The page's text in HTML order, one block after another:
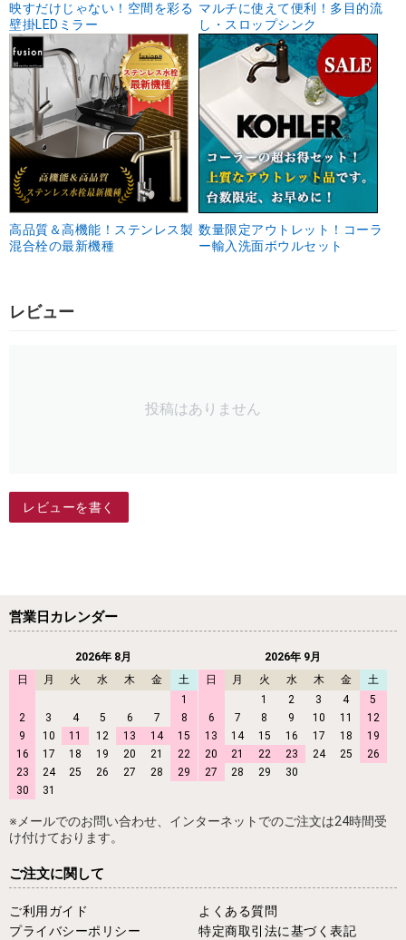
映すだけじゃない！空間を彩る
壁掛LEDミラー
マルチに使えて便利！多目的流
し・スロップシンク
高品質＆高機能！ステンレス製
混合栓の最新機種
数量限定アウトレット！コーラ
ー輸入洗面ボウルセット
レビュー
投稿はありません
レビューを書く
営業日カレンダー
2026年 8月
日
月 火 水 木 金
土
1
2
3 4 5 6 7
8
9
10 11 12 13 14
15
16
17 18 19 20 21
22
23
24 25 26 27 28
29
30
31
2026年 9月
日
月 火 水 木 金
土
1
2 3 4
5
6
7 8 9 10 11
12
13
14 15 16 17 18
19
20
21 22 23 24 25
26
27
28 29 30
※メールでのお問い合わせ、インターネットでのご注文は24時間受
け付けております。
ご注文に関して
ご利用ガイド
よくある質問
プライバシーポリシー
特定商取引法に基づく表記